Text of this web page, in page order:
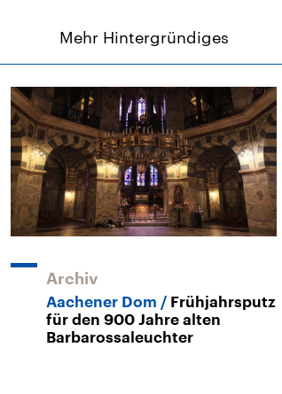
Mehr Hintergründiges
Archiv
Aachener Dom
Frühjahrsputz
für den 900 Jahre alten
Barbarossaleuchter